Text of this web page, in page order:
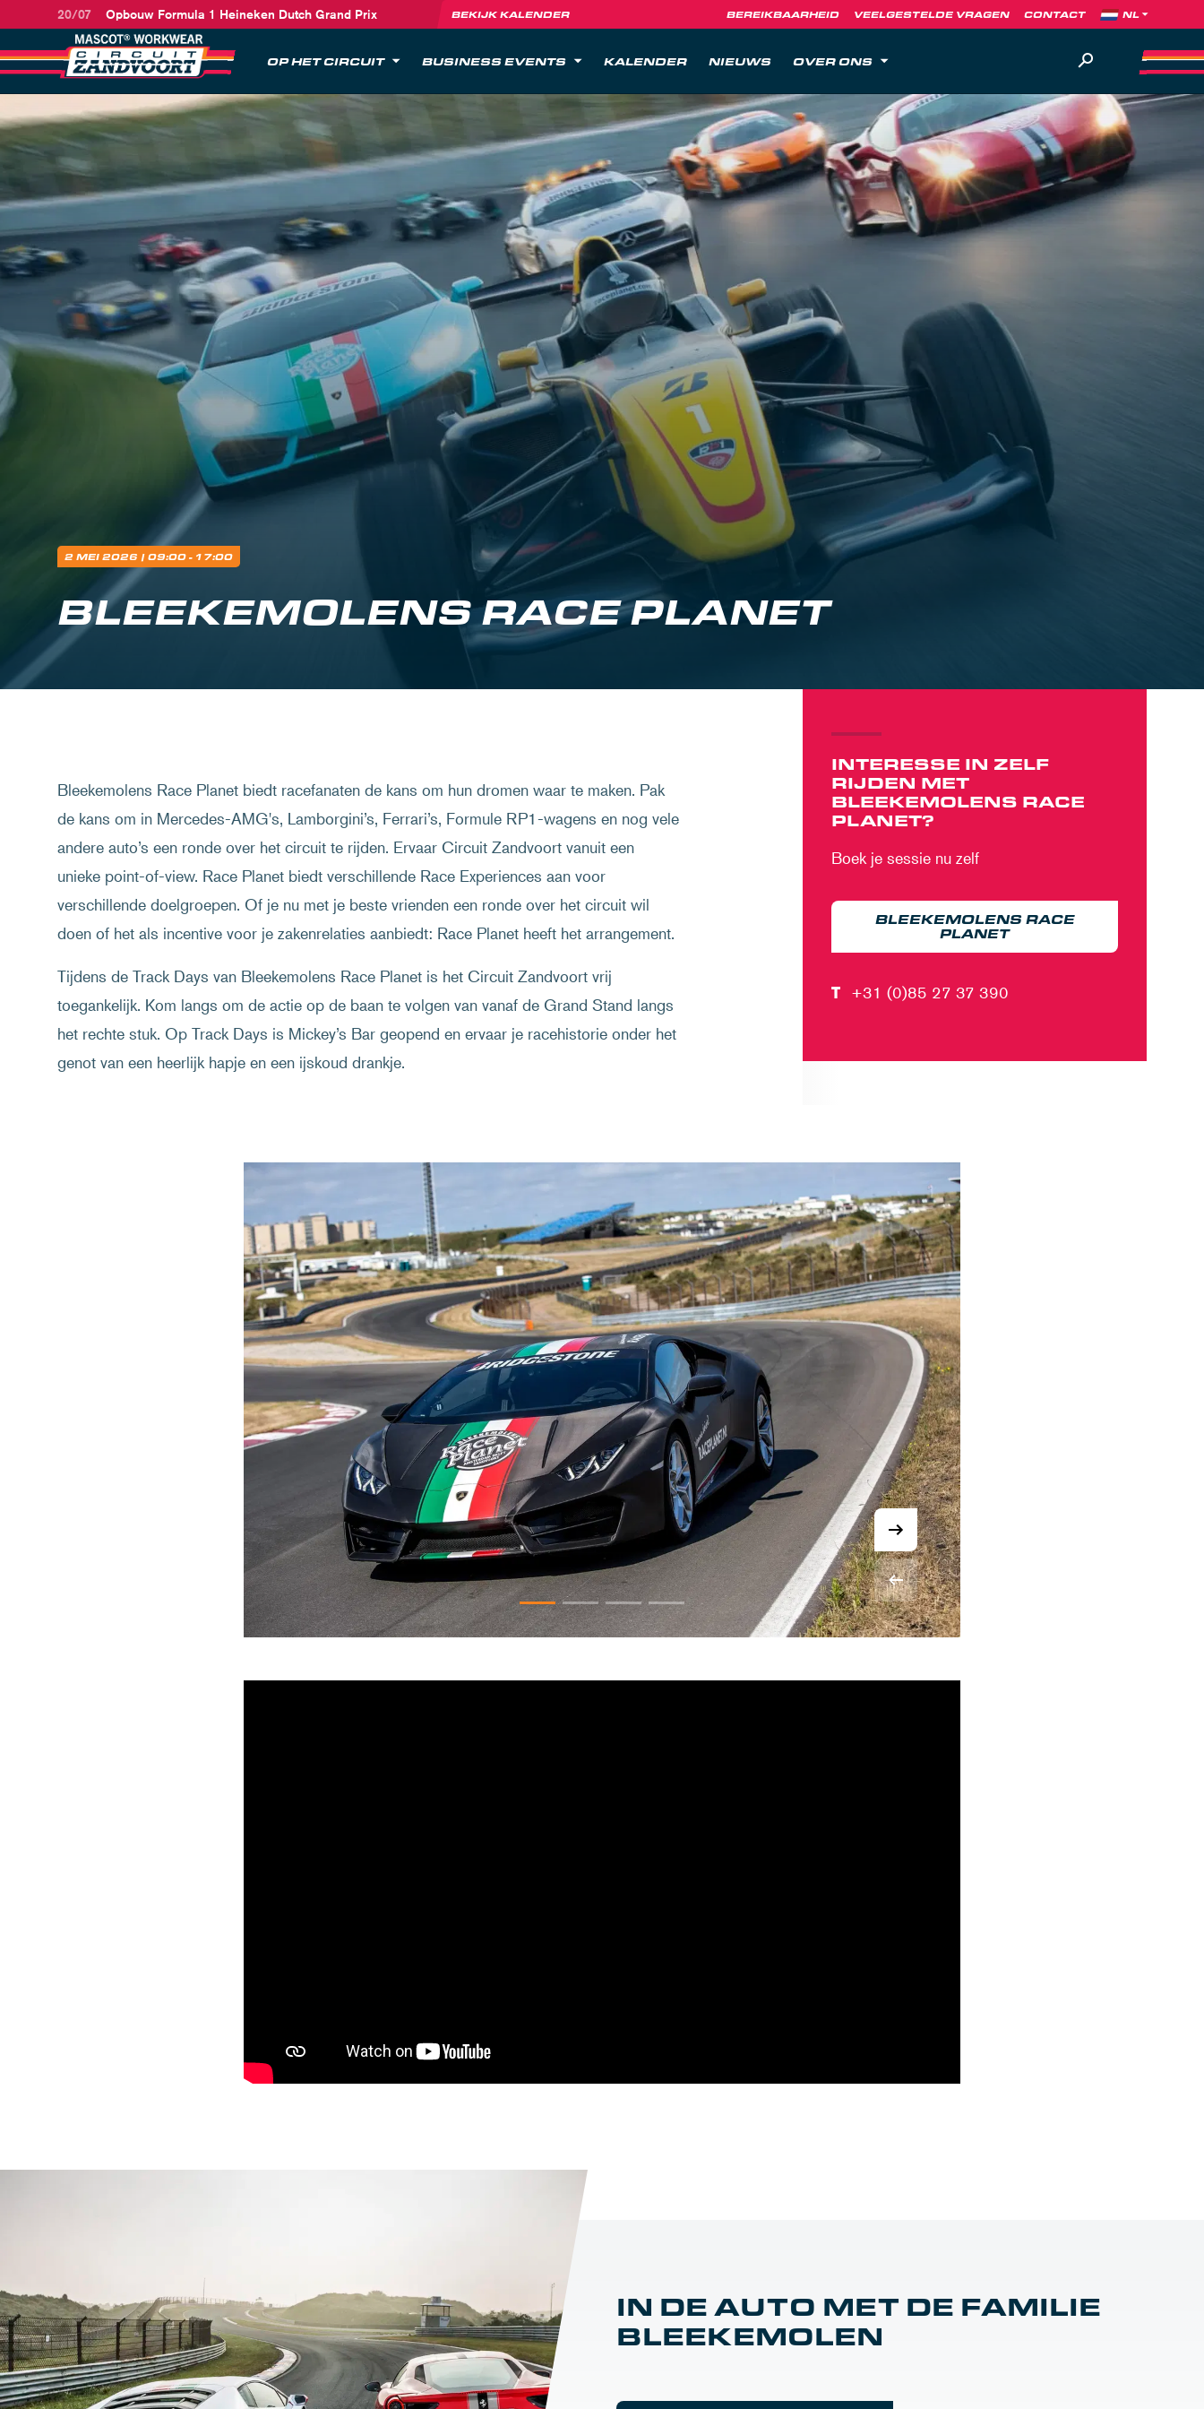
20/07 Opbouw Formula 1 Heineken Dutch Grand Prix BEKIJK KALENDER BEREIKBAARHEID VEELGESTELDE VRAGEN CONTACT
OP HET CIRCUIT BUSINESS EVENTS KALENDER NIEUWS OVER ONS
2 MEI 2026 | 09:00 - 17:00
BLEEKEMOLENS RACE PLANET
Bleekemolens Race Planet biedt racefanaten de kans om hun dromen waar te maken. Pak
de kans om in Mercedes-AMG's, Lamborgini’s, Ferrari’s, Formule RP1-wagens en nog vele
andere auto’s een ronde over het circuit te rijden. Ervaar Circuit Zandvoort vanuit een
unieke point-of-view. Race Planet biedt verschillende Race Experiences aan voor
verschillende doelgroepen. Of je nu met je beste vrienden een ronde over het circuit wil
doen of het als incentive voor je zakenrelaties aanbiedt: Race Planet heeft het arrangement.
Tijdens de Track Days van Bleekemolens Race Planet is het Circuit Zandvoort vrij
toegankelijk. Kom langs om de actie op de baan te volgen van vanaf de Grand Stand langs
het rechte stuk. Op Track Days is Mickey’s Bar geopend en ervaar je racehistorie onder het
genot van een heerlijk hapje en een ijskoud drankje.
INTERESSE IN ZELF
RIJDEN MET
BLEEKEMOLENS RACE
PLANET?
Boek je sessie nu zelf
BLEEKEMOLENS RACE
PLANET
T +31 (0)85 27 37 390
IN DE AUTO MET DE FAMILIE
BLEEKEMOLEN